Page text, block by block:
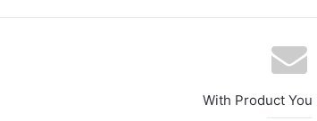
With Product You